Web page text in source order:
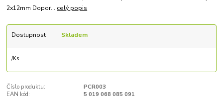
2x12mm Dopor... celý popis
Dostupnost Skladem
/Ks
Číslo produktu:
PCR003
EAN kód:
5 019 068 085 091